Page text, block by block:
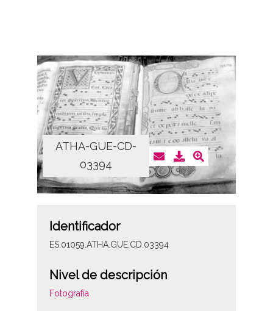
ATHA-GUE-CD-
03394
Identificador
ES.01059.ATHA.GUE.CD.03394
Nivel de descripción
Fotografía